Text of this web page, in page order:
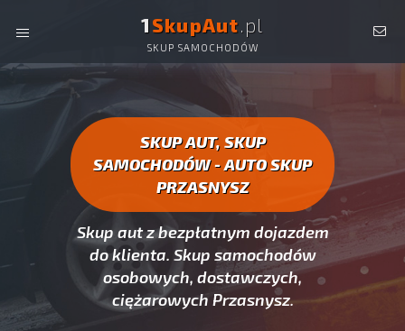
1SkupAut.pl
SKUP SAMOCHODÓW
AUTO SKUP PRZASNYSZ -
SAMOCHODÓW PRZASNYSZ
SKUP AUT, SKUP
SAMOCHODÓW - AUTO SKUP
PRZASNYSZ
Skup aut z bezpłatnym dojazdem
do klienta. Skup samochodów
osobowych, dostawczych,
ciężarowych Przasnysz.